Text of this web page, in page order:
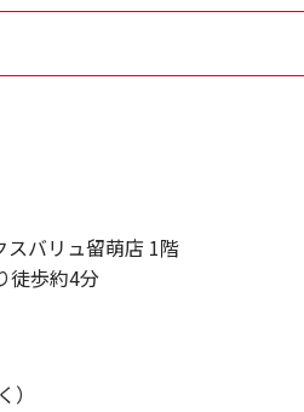
バリュ留萌店 1階
徒歩約4分